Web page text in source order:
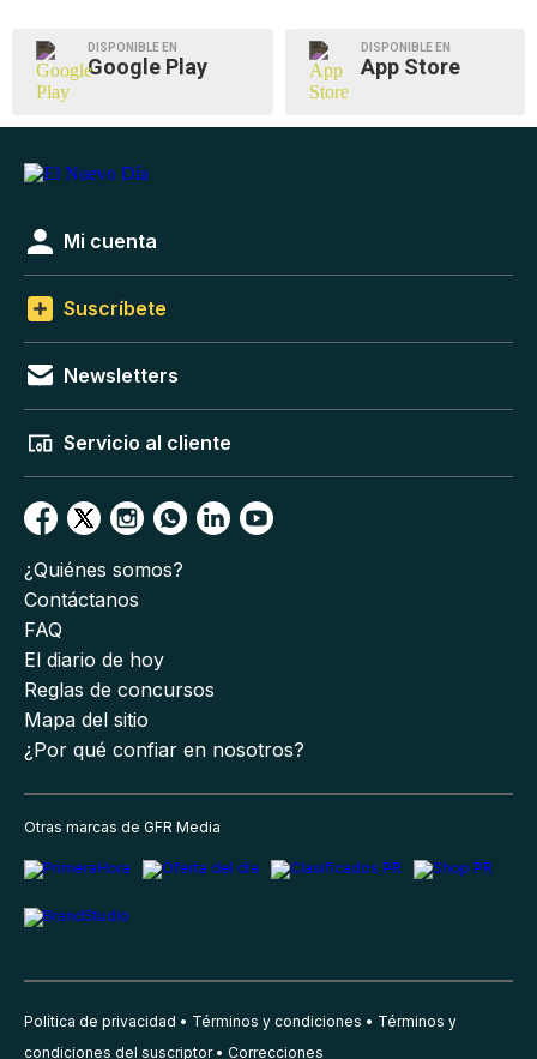
DISPONIBLE EN
Google Play
DISPONIBLE EN
App Store
Mi cuenta
Suscríbete
Newsletters
Servicio al cliente
¿Quiénes somos?
Contáctanos
FAQ
El diario de hoy
Reglas de concursos
Mapa del sitio
¿Por qué confiar en nosotros?
Otras marcas de GFR Media
Política de privacidad Términos y condiciones
Términos y
condiciones del suscriptor
Correcciones